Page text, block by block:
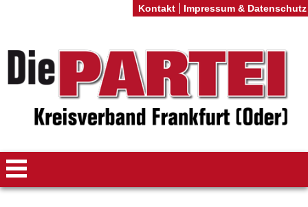
Kontakt Impressum & Datenschutz